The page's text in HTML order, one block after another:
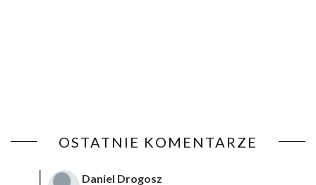
OSTATNIE KOMENTARZE
Daniel Drogosz